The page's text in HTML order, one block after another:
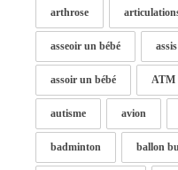
arthrose
asseoir un bébé assis
assoir un bébé ATM
autisme avion
badminton ballon